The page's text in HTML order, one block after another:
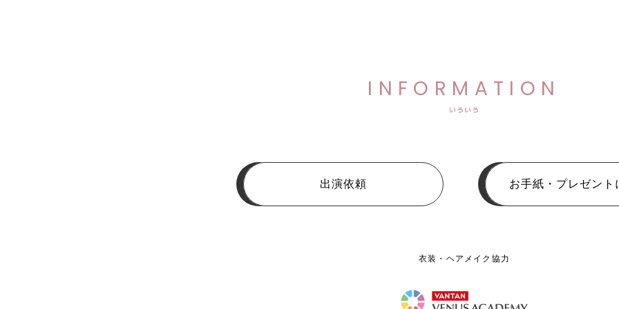
INFORMATION
いろいろ
出演依頼 お手紙・プレゼント
衣装・ヘアメイク協力